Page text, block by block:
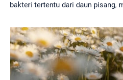
bakteri tertentu dari daun pisang,